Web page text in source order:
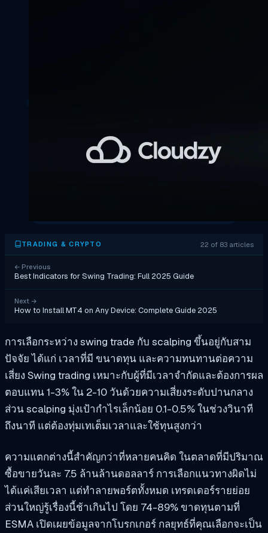
TRADING & CRYPTO 22 of 83 articles
← Previous
Best Indicators for Swing Trading: Full 2025 Guide
Next →
How to Install MT4 on Any Device: Complete Guide 2025
การเลือกระหว่าง swing trade กับ scalping ขึ้นอยู่กับสาม
ปัจจัย ได้แก่ เวลาที่มี ขนาดทุน และความทนทานต่อความ
เสี่ยง Swing trading เหมาะกับผู้ที่มีเวลาจำกัดและต้องการผล
ตอบแทน 1-3% ใน 2-10 วันด้วยความเสี่ยงระดับปานกลาง
ส่วน scalping มุ่งเป้ากำไรเล็กน้อย 0.1-0.5% ในช่วงวินาที
ถึงนาที แต่ต้องทุ่มเทเต็มเวลาและใช้ทุนสูงกว่า
ความแตกต่างนี้สำคัญกว่าที่หลายคนคิด ในตลาดที่มีปริมาณ
ซื้อขายวันละ 7.5 ล้านล้านดอลลาร์ การเลือกแนวทางผิดไม่
ได้แค่เสียเวลา แต่ทำลายพอร์ตทั้งหมด เทรดเดอร์รายย่อย
ส่วนใหญ่รู้เรื่องนี้ช้าเกินไป โดย 74-89% ขาดทุนตามที่
ESMA เปิดเผยข้อมูลจากโบรกเกอร์ กลยุทธ์ที่คุณเลือกจะเป็น